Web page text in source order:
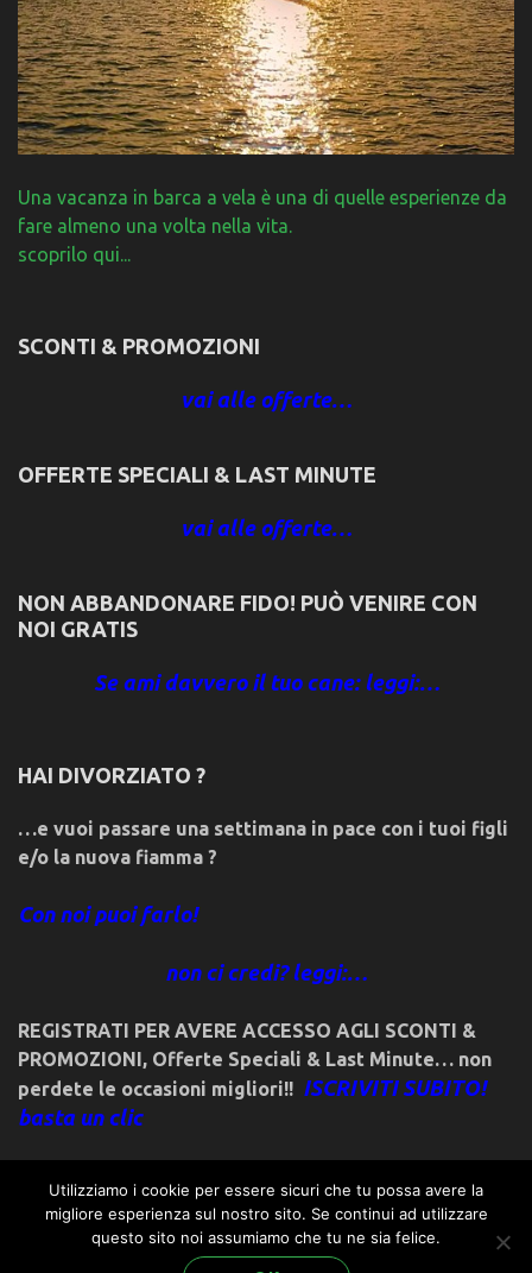
Una vacanza in barca a vela è una di quelle esperienze da
fare almeno una volta nella vita.
scoprilo qui...
SCONTI & PROMOZIONI
vai alle offerte…
OFFERTE SPECIALI & LAST MINUTE
vai alle offerte…
NON ABBANDONARE FIDO! PUÒ VENIRE CON
NOI GRATIS
Se ami davvero il tuo cane: leggi:…
HAI DIVORZIATO ?
…e vuoi passare una settimana in pace con i tuoi figli
e/o la nuova fiamma ?
Con noi puoi farlo!
non ci credi? leggi:…
REGISTRATI PER AVERE ACCESSO AGLI SCONTI &
PROMOZIONI, Offerte Speciali & Last Minute… non
perdete le occasioni migliori!! ISCRIVITI SUBITO!
basta un clic
© 2018friulivg.it. -*- By ST.GEORGE.DRAGONSLAYER LLC -*-
admin@st-george-dragonslayer.com
Utilizziamo i cookie per essere sicuri che tu possa avere la
migliore esperienza sul nostro sito. Se continui ad utilizzare
questo sito noi assumiamo che tu ne sia felice.